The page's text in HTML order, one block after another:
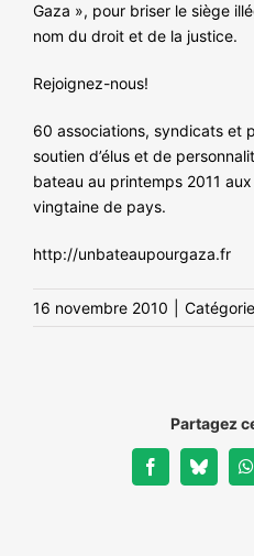
Gaza », pour briser le siège
nom du droit et de la justice.
Rejoignez-nous!
60 associations, syndicats et
soutien d’élus et de
bateau au printemps 2011
vingtaine de pays.
http://unbateaupourgaza.fr
16 novembre 2010
Partagez
FacebookBluesky